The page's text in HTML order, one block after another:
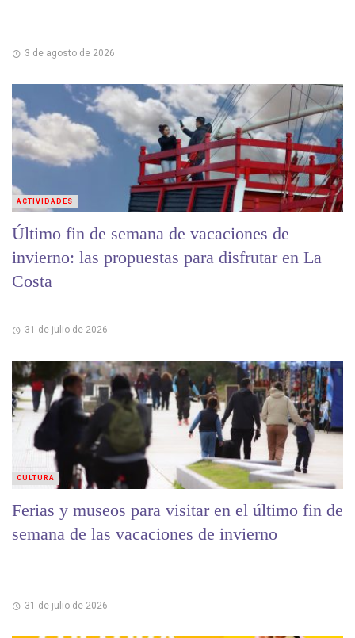
3 de agosto de 2026
Último fin de semana de vacaciones de
invierno: las propuestas para disfrutar en La
Costa
31 de julio de 2026
ACTIVIDADES
Ferias y museos para visitar en el último fin de
semana de las vacaciones de invierno
31 de julio de 2026
CULTURA